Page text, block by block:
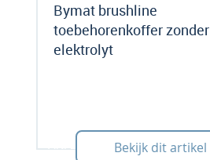
Bymat brushline
toebehorenkoffer zonder
elektrolyt
Art: 200110 Bekijk dit artikel